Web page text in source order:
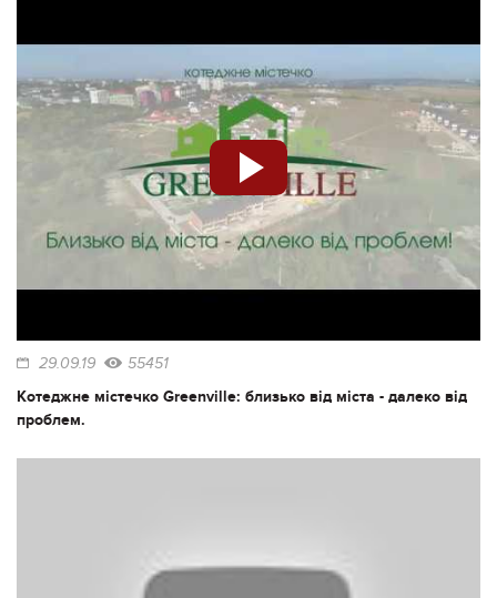
29.09.19 55451
Котеджне містечко Greenville: близько від міста - далеко від
проблем.